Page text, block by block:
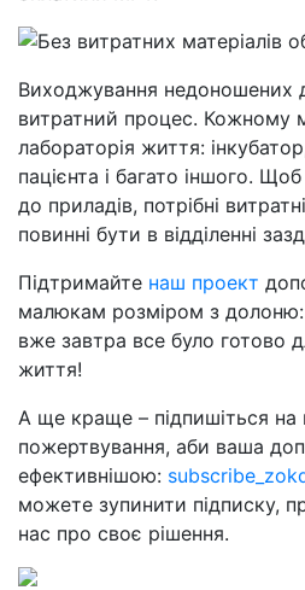
Виходжування недоношених
витратний процес. Кожному
лабораторія життя:
пацієнта і багато іншого.
до приладів, потрібні
повинні бути в відділенні
Підтримайте наш проект
малюкам розміром з долоню:
вже завтра все було готово
життя!
А ще краще – підпишіться на
пожертвування, аби ваша
ефективнішою:
можете зупинити підписку,
нас про своє рішення.